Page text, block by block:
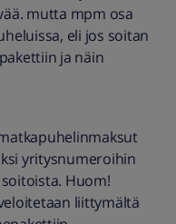
mutta mpm osa
eli jos soitan
ja näin
yritysnumeroihin
Huom!
liittymältä